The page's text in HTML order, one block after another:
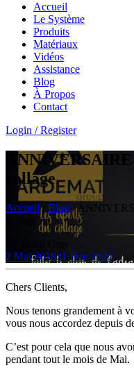
Accueil
Le Système
Produits
Matériaux
Vidéos
Assistance
Blog
À Propos
Contact
Login / Register
ANNIVERSAIRE
collage
Accueil/ Blog/
2 Mai 201821 Déc 2022
Chers Clients,
Nous tenons grandement à
vous nous accordez depuis
C’est pour cela que nous
pendant tout le mois de Mai.